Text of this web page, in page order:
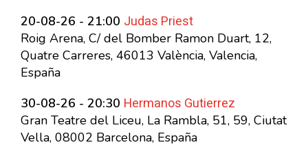
20-08-26 - 21:00 Judas Priest
Roig Arena, C/ del Bomber Ramon Duart, 12,
Quatre Carreres, 46013 València, Valencia,
España
30-08-26 - 20:30 Hermanos Gutierrez
Gran Teatre del Liceu, La Rambla, 51, 59, Ciutat
Vella, 08002 Barcelona, España